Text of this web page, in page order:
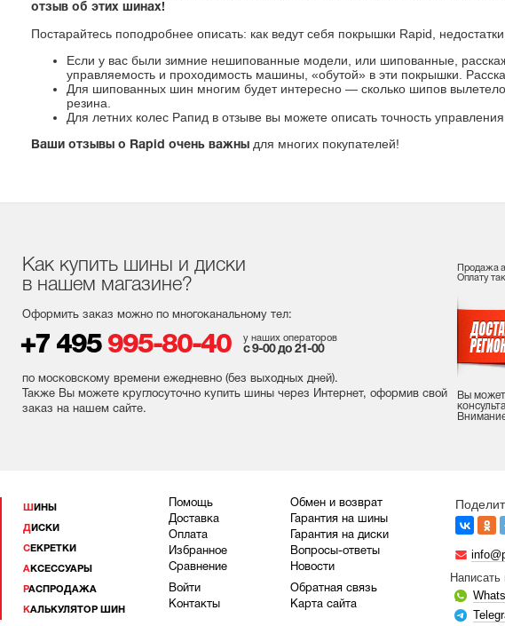
отзыв об этих шинах!
Постарайтесь поподробнее описать: как ведут себя покрышки Rapid,
Если у вас были зимние нешипованные модели, или шипованные,
управляемость и проходимость машины, «обутой» в эти покрышки.
Для шипованных шин многим будет интересно — сколько шипов
резина.
Для летних колес Рапид в отзыве вы можете описать точность
Ваши отзывы о Rapid очень важны для многих покупателей!
Как купить шины и диски
в нашем магазине?
Оформить заказ можно по многоканальному тел:
+7 495 995-80-40 у наших операторов
с 9-00 до 21-00
по московскому времени ежедневно (без выходных дней).
Также Вы можете круглосуточно купить шины через Интернет, оформив свой
заказ на нашем сайте.
Продажа
Оплату
Вы
ШИНЫ
ДИСКИ
СЕКРЕТКИ
АКСЕССУАРЫ
РАСПРОДАЖА
КАЛЬКУЛЯТОР ШИН
Помощь
Доставка
Оплата
Избранное
Сравнение
Войти
Контакты
Обмен и возврат
Гарантия на шины
Гарантия на диски
Вопросы-ответы
Новости
Обратная связь
Карта сайта
Написать